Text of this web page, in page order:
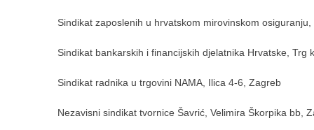
Sindikat zaposlenih u hrvatskom mirovinskom
Sindikat bankarskih i financijskih djelatnika Hrvatske,
Sindikat radnika u trgovini NAMA, Ilica 4-6, Zagreb
Nezavisni sindikat tvornice Šavrić, Velimira Škorpika bb,